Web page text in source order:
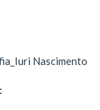
Nascimento